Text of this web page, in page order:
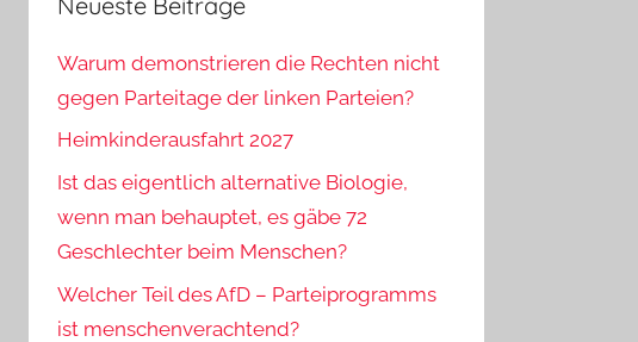
Warum demonstrieren die Rechten nicht
gegen Parteitage der linken Parteien?
Heimkinderausfahrt 2027
Ist das eigentlich alternative Biologie,
wenn man behauptet, es gäbe 72
Geschlechter beim Menschen?
Welcher Teil des AfD – Parteiprogramms
ist menschenverachtend?